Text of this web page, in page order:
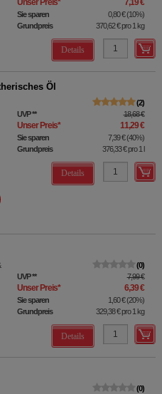
Sie sparen 0,80 €(10%)
Grundpreis
370,62 €pro 1 kg
Details
Öl
2
UVP** 18,68 €
Unser Preis* 11,29 €
Sie sparen 7,39 €(40%)
Grundpreis
376,33 €pro 1 l
Details
0
UVP** 7,99 €
Unser Preis* 6,39 €
Sie sparen 1,60 €(20%)
Grundpreis
329,38 €pro 1 kg
Details
0